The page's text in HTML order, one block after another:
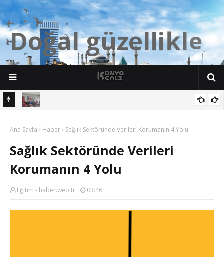
Doğalgüzellikle
rŞehri Kon y
Başladı
Ana Sayfa Haber Sağlık Sektöründe Verileri Korumanın 4 Yolu
Sağlık Sektöründe Verileri
Korumanın 4 Yolu
Eğitim - haber.web.tr 03:46